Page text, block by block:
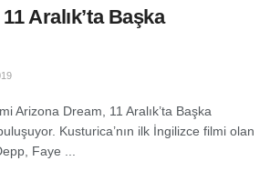
Aralık’ta Başka
Arizona Dream, 11 Aralık’ta Başka
Kusturica’nın ilk İngilizce filmi olan
Faye ...